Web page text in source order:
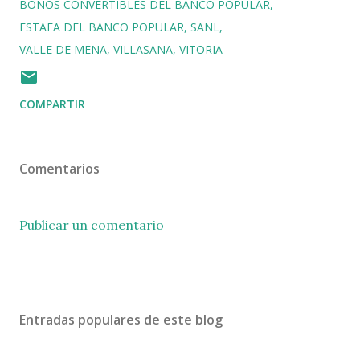
BONOS CONVERTIBLES DEL BANCO POPULAR
ESTAFA DEL BANCO POPULAR SANL
VALLE DE MENA VILLASANA VITORIA
COMPARTIR
Comentarios
Publicar un comentario
Entradas populares de este blog